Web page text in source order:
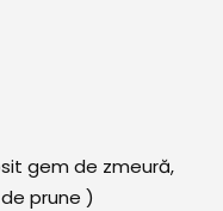
gem de zmeură,
prune )